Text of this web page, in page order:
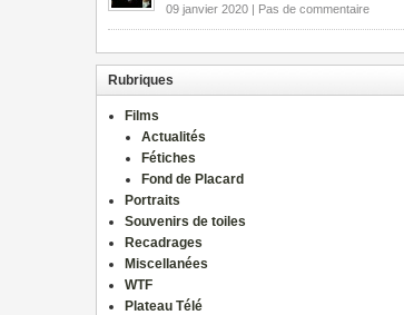
09 janvier 2020 | Pas de commentaire
Rubriques
Films
Actualités
Fétiches
Fond de Placard
Portraits
Souvenirs de toiles
Recadrages
Miscellanées
WTF
Plateau Télé